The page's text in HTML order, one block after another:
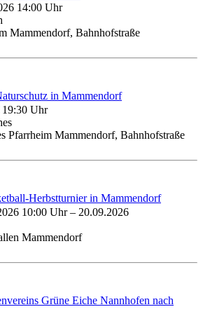
14:00 Uhr
Mammendorf, Bahnhofstraße
in Mammendorf
19:30 Uhr
Pfarrheim Mammendorf, Bahnhofstraße
Herbstturnier in Mammendorf
10:00 Uhr– 20.09.2026
Mammendorf
Grüne Eiche Nannhofen nach